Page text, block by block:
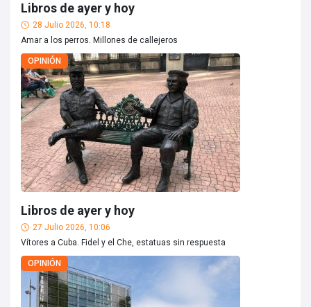
Libros de ayer y hoy
28 Julio 2026, 10:18
Amar a los perros. Millones de callejeros
OPINIÓN
Libros de ayer y hoy
27 Julio 2026, 10:06
Vítores a Cuba. Fidel y el Che, estatuas sin respuesta
OPINIÓN